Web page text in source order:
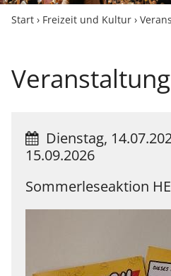
Start › Freizeit und Kultur ›
Dienstag,
15.09.2026
Sommerleseaktion